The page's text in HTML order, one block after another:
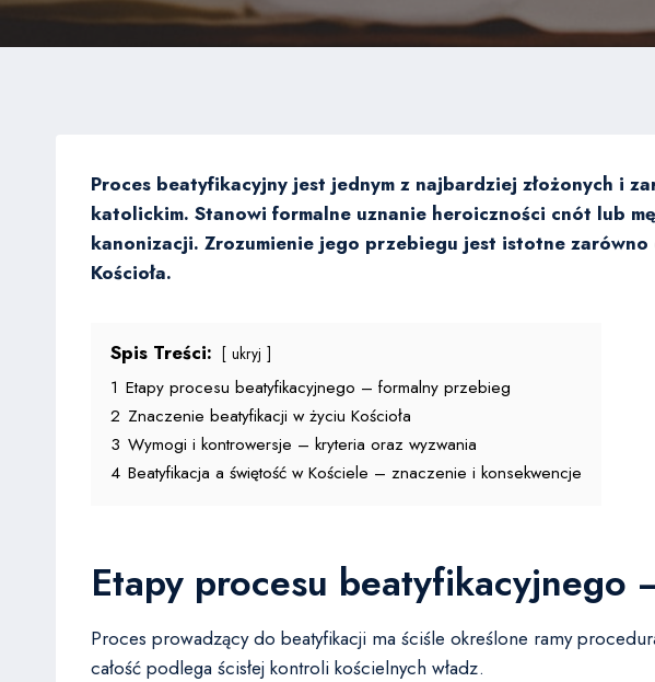
Proces beatyfikacyjny jest jednym z najbardziej złożonych i
katolickim. Stanowi formalne uznanie heroiczności cnót lub
kanonizacji. Zrozumienie jego przebiegu jest istotne
Kościoła.
Spis Treści: ukryj
1 Etapy procesu beatyfikacyjnego – formalny przebieg
2 Znaczenie beatyfikacji w życiu Kościoła
3 Wymogi i kontrowersje – kryteria oraz wyzwania
4 Beatyfikacja a świętość w Kościele – znaczenie i konsekwencje
Etapy procesu beatyfikacyjnego
Proces prowadzący do beatyfikacji ma ściśle określone ramy
całość podlega ścisłej kontroli kościelnych władz.